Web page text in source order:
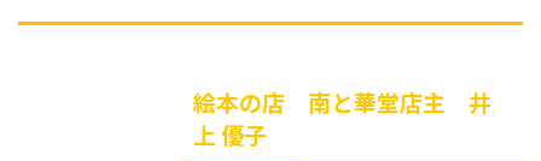
絵本の店 南と華堂店主 井
上 優子